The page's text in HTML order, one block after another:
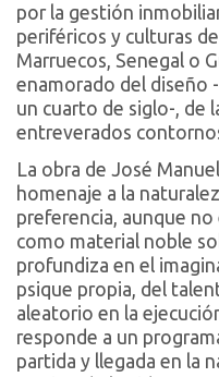
por la gestión
periféricos y culturas
Marruecos, Senegal o
enamorado del diseño
un cuarto de siglo-, de
entreverados
La obra de José
homenaje a la
preferencia, aunque no
como material noble
profundiza en el
psique propia, del
aleatorio en la
responde a un
partida y llegada en la